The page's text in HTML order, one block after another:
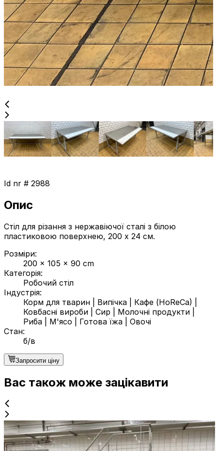
Id nr # 2988
Опис
Стіл для різання з нержавіючої сталі з білою
пластиковою поверхнею, 200 x 24 см.
Розміри:
200 x 105 x 90 cm
Категорія:
Робочий стіл
Індустрія:
Корм для тварин
Випічка Кафе (HoReCa)
Ковбасні вироби
Сир Молочні продукти
Риба
М'ясо Готова їжа
Овочі
Стан:
б/в
Запросити ціну
Вас також може зацікавити
б/в
STAIR / PLATFORM